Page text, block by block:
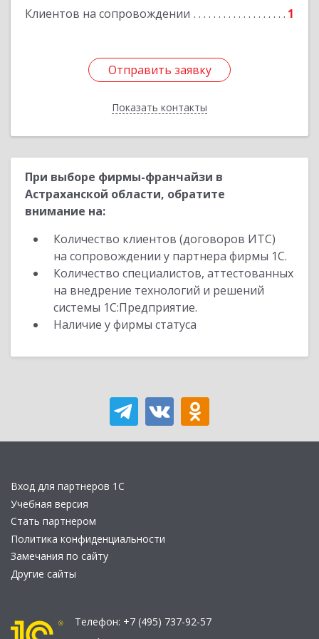
Клиентов на сопровождении 1
Отправить заявку
Показать контакты
Отправить заявку
Назад
При выборе фирмы-франчайзи в
Астраханской области, обратите
внимание на:
Количество клиентов (договоров ИТС)
на сопровождении у партнера фирмы 1С.
Количество специалистов, аттестованных
на внедрение технологий и решений
системы 1С:Предприятие.
Наличие у фирмы статуса
Вход для партнеров 1С
Учебная версия
Стать партнером
Политика конфиденциальности
Замечания по сайту
Другие сайты
Телефон: +7 (495) 737-92-57